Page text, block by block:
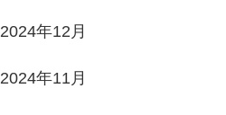
2024年12月
2024年11月